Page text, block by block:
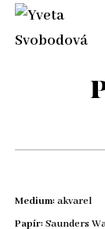
Medium:akvarel
Papír:Saunders